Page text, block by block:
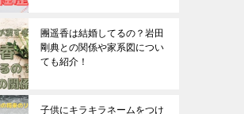
團遥香は結婚してるの？岩田
剛典との関係や家系図につい
ても紹介！
子供にキラキラネームをつけ